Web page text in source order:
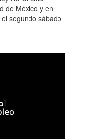
de México y en
segundo sábado